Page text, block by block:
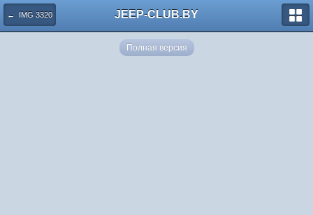
← IMG 3320 JEEP-CLUB.BY
Полная версия